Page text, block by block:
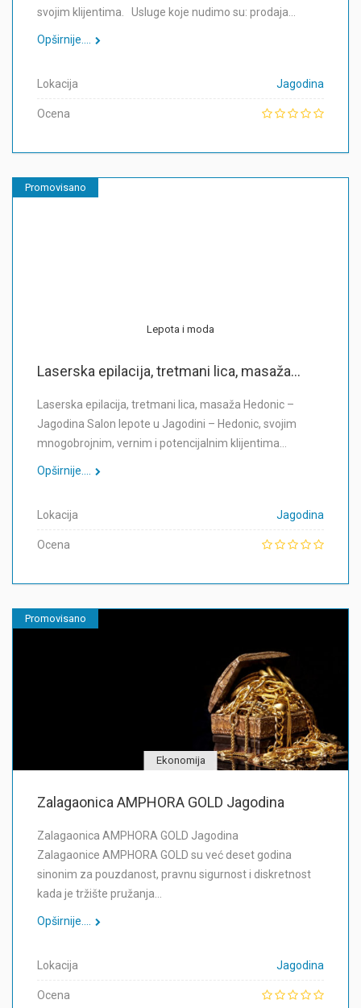
svojim klijentima. Usluge koje nudimo su: prodaja…
Opširnije....
Lokacija Jagodina
Ocena
Promovisano
Lepota i moda
Laserska epilacija, tretmani lica, masaža...
Laserska epilacija, tretmani lica, masaža Hedonic –
Jagodina Salon lepote u Jagodini – Hedonic, svojim
mnogobrojnim, vernim i potencijalnim klijentima…
Opširnije....
Lokacija Jagodina
Ocena
Promovisano
Ekonomija
Zalagaonica AMPHORA GOLD Jagodina
Zalagaonica AMPHORA GOLD Jagodina
Zalagaonice AMPHORA GOLD su već deset godina
sinonim za pouzdanost, pravnu sigurnost i diskretnost
kada je tržište pružanja…
Opširnije....
Lokacija Jagodina
Ocena